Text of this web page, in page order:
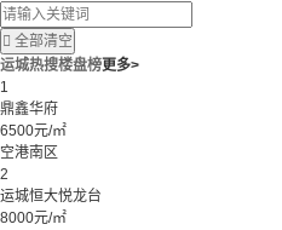
 全部清空
运城热搜楼盘榜更多>
1
鼎鑫华府
6500元/㎡
空港南区
2
运城恒大悦龙台
8000元/㎡